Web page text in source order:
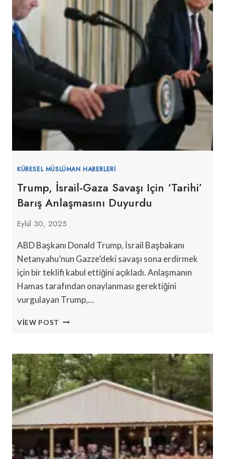
KÜRESEL MÜSLÜMAN HABERLERI
Trump, İsrail-Gaza Savaşı Için ‘tarihi’
Barış Anlaşmasını Duyurdu
Eylül 30, 2025
ABD Başkanı Donald Trump, İsrail Başbakanı
Netanyahu’nun Gazze’deki savaşı sona erdirmek
için bir teklifi kabul ettiğini açıkladı. Anlaşmanın
Hamas tarafından onaylanması gerektiğini
vurgulayan Trump,…
VIEW POST TRUMP,
IÇIN
‘TARIHI’
BARIŞ
ANLAŞMASINI
DUYURDU